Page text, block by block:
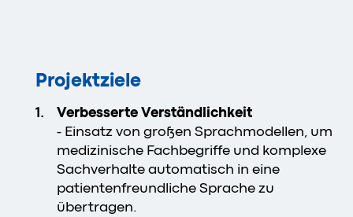
Projektziele
Verbesserte Verständlichkeit
- Einsatz von großen Sprachmodellen, um
medizinische Fachbegriffe und komplexe
Sachverhalte automatisch in eine
patientenfreundliche Sprache zu
übertragen.